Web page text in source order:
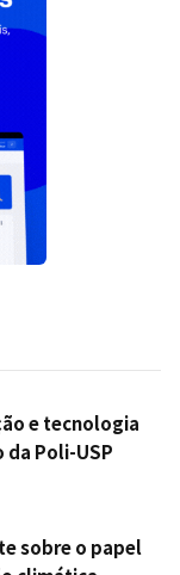
e tecnologia
Poli-USP
sobre o papel